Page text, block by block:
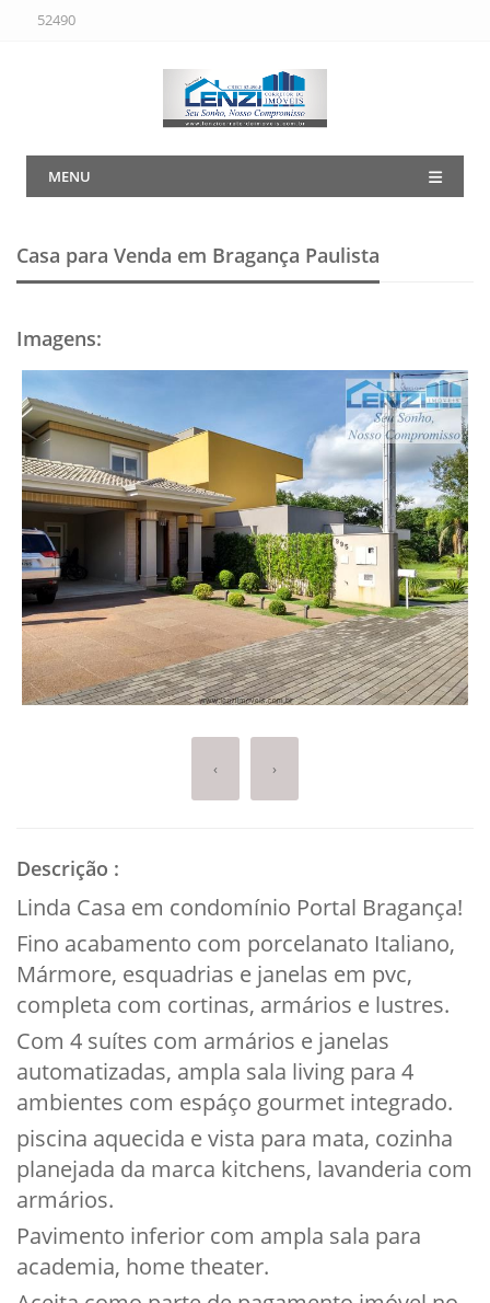
52490
MENU
Casa para Venda em Bragança Paulista
Imagens:
‹ ›
Descrição :
Linda Casa em condomínio Portal Bragança!
Fino acabamento com porcelanato Italiano,
Mármore, esquadrias e janelas em pvc,
completa com cortinas, armários e lustres.
Com 4 suítes com armários e janelas
automatizadas, ampla sala living para 4
ambientes com espáço gourmet integrado.
piscina aquecida e vista para mata, cozinha
planejada da marca kitchens, lavanderia com
armários.
Pavimento inferior com ampla sala para
academia, home theater.